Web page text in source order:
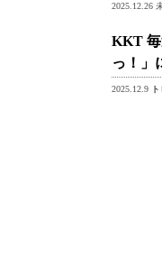
2025.12.26
KKT 毎
っ！」
2025.12.9